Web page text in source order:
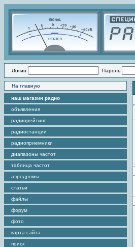
Логин Пароль
На главную
наш магазин радио
объявления
радиорейтинг
радиостанции
радиоприемники
диапазоны частот
таблица частот
аэродромы
статьи
файлы
форум
фото
карта сайта
поиск